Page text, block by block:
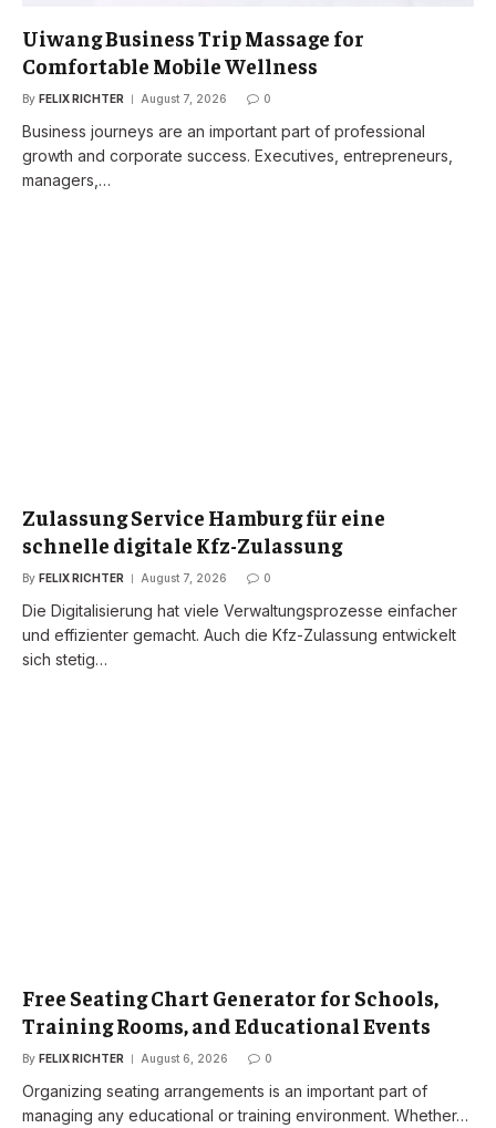
Uiwang Business Trip Massage for
Comfortable Mobile Wellness
By FELIX RICHTER August 7, 2026 0
Business journeys are an important part of professional
growth and corporate success. Executives, entrepreneurs,
managers,…
Zulassung Service Hamburg für eine
schnelle digitale Kfz-Zulassung
By FELIX RICHTER August 7, 2026 0
Die Digitalisierung hat viele Verwaltungsprozesse einfacher
und effizienter gemacht. Auch die Kfz-Zulassung entwickelt
sich stetig…
Free Seating Chart Generator for Schools,
Training Rooms, and Educational Events
By FELIX RICHTER August 6, 2026 0
Organizing seating arrangements is an important part of
managing any educational or training environment. Whether…